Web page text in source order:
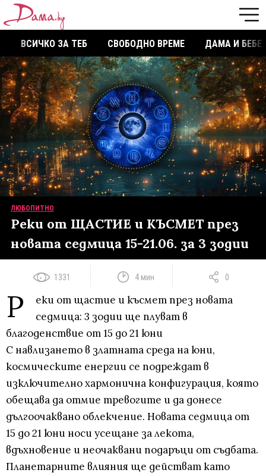
ВСИЧКО ЗА ТЕБ СВОБОДНО ВРЕМЕ ДАМА И БЕБЕ
ЛЮБОПИТНО
Реки от ЩАСТИЕ и КЪСМЕТ през
новата седмица 15-21.06. за 3 зодии
1331 4 мин 0
Р
еки от щастие и късмет през новата
седмица: 3 зодии ще плуват в
благоденствие от 15 до 21 юни
С навлизането в златната среда на юни,
космическите енергии се подреждат в
изключително хармонична конфигурация, която
обещава да отмие тревогите и да донесе
дългоочаквано облекчение. Новата седмица от
15 до 21 юни носи усещане за лекота,
вдъхновение и неочаквани подаръци от съдбата.
Планетарните влияния ще действат като